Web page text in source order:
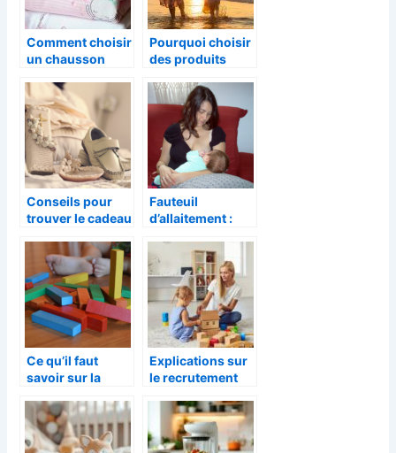
Comment choisir
un chausson
Pourquoi choisir
des produits
pour les enfants
?
Conseils pour
trouver le cadeau
Fauteuil
d’allaitement :
choisir ?
Ce qu’il faut
savoir sur la
Montessori
Explications sur
le recrutement
vos obligations
de parents-
employeurs